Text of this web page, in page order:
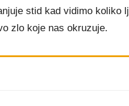
stid kad vidimo koliko
zlo koje nas okruzuje.